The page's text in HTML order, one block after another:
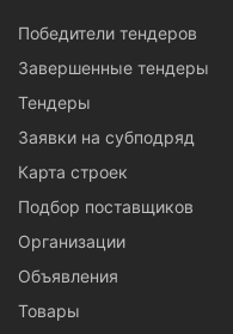
Победители тендеров
Завершенные тендеры
Тендеры
Заявки на субподряд
Карта строек
Подбор поставщиков
Организации
Объявления
Товары